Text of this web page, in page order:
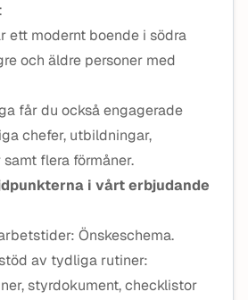
ett modernt boende i södra
och äldre personer med
får du också engagerade
chefer, utbildningar,
flera förmåner.
i vårt erbjudande
Önskeschema.
av tydliga rutiner:
styrdokument, checklistor